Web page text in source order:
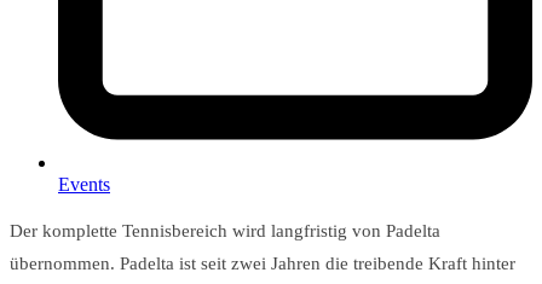
Events
Der komplette Tennisbereich wird langfristig von Padelta
übernommen. Padelta ist seit zwei Jahren die treibende Kraft hinter